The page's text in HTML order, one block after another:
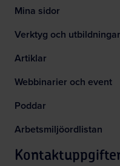
Mina sidor
Verktyg och utbildningar
Artiklar
Webbinarier och event
Poddar
Arbetsmiljöordlistan